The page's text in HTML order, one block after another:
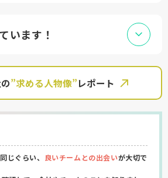
います！
”求める人物像”レポート
じぐらい、 良いチームとの出会いが大切で